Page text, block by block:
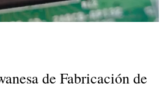
de Fabricación de